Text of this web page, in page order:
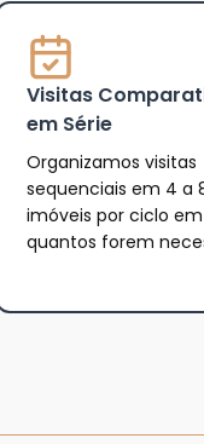
Visitas
em Série
Organizamos visitas
sequenciais em 4 a
imóveis por ciclo em
quantos forem